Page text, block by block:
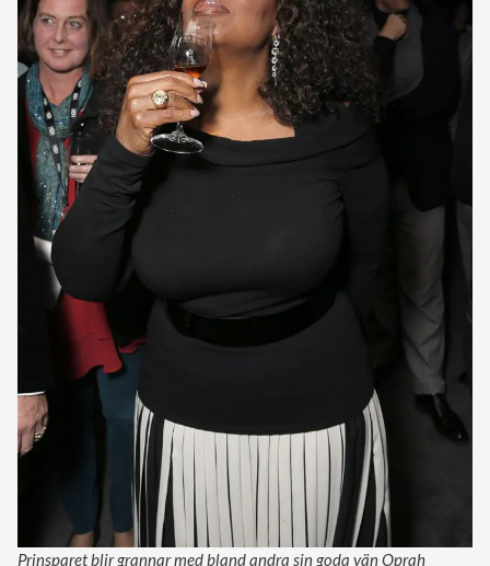
Prinsparet blir grannar med bland andra sin goda vän Oprah